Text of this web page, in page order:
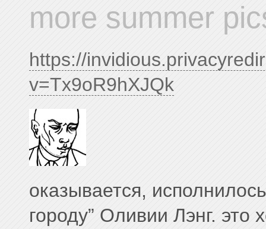
more summer
https://
v=Tx9oR9hXJQk
оказывается,
городу” Оливии Лэнг. это